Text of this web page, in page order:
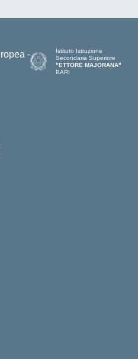
Istituto Istruzione
Secondaria Superiore
"ETTORE MAJORANA"
BARI